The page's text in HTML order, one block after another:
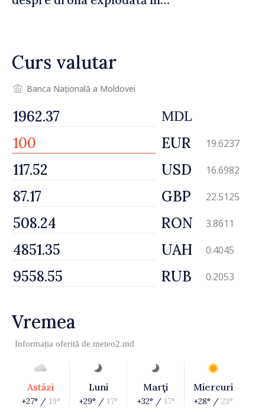
Curs valutar
Banca Națională a Moldovei
MDL
EUR 19.6237
USD 16.6982
GBP 22.5125
RON 3.8611
UAH 0.4045
RUB 0.2053
Vremea
Informația oferită de meteo2.md
Astăzi
+27° / 19°
Luni
+29° / 17°
Marţi
+32° / 17°
Miercuri
+28° / 23°